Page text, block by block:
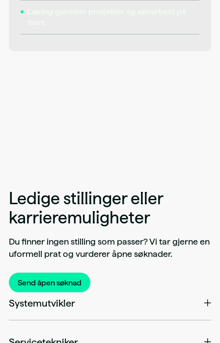
Ledige stillinger eller
karrieremuligheter
Du finner ingen stilling som passer? Vi tar gjerne en
uformell prat og vurderer åpne søknader.
Send åpen søknad
Systemutvikler